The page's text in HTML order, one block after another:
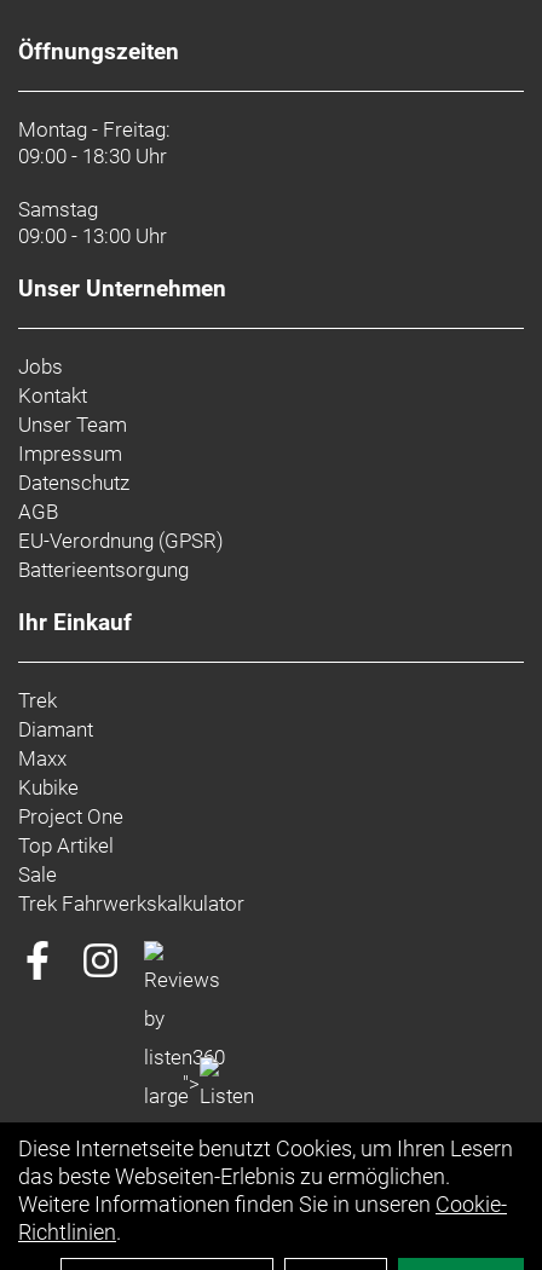
Öffnungszeiten
Montag - Freitag:
09:00 - 18:30 Uhr
Samstag
09:00 - 13:00 Uhr
Unser Unternehmen
Jobs
Kontakt
Unser Team
Impressum
Datenschutz
AGB
EU-Verordnung (GPSR)
Batterieentsorgung
Ihr Einkauf
Trek
Diamant
Maxx
Kubike
Project One
Top Artikel
Sale
Trek Fahrwerkskalkulator
">
Diese Internetseite benutzt Cookies, um Ihren Lesern
das beste Webseiten-Erlebnis zu ermöglichen.
Weitere Informationen finden Sie in unseren Cookie-
Richtlinien.